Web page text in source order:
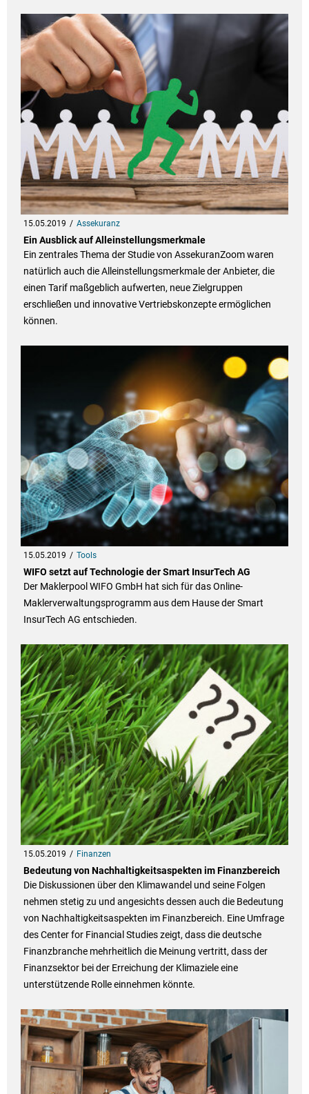
15.05.2019 Assekuranz
Ein Ausblick auf Alleinstellungsmerkmale
Ein zentrales Thema der Studie von AssekuranZoom waren
natürlich auch die Alleinstellungsmerkmale der Anbieter, die
einen Tarif maßgeblich aufwerten, neue Zielgruppen
erschließen und innovative Vertriebskonzepte ermöglichen
können.
15.05.2019 Tools
WIFO setzt auf Technologie der Smart InsurTech AG
Der Maklerpool WIFO GmbH hat sich für das Online-
Maklerverwaltungsprogramm aus dem Hause der Smart
InsurTech AG entschieden.
15.05.2019 Finanzen
Bedeutung von Nachhaltigkeitsaspekten im Finanzbereich
Die Diskussionen über den Klimawandel und seine Folgen
nehmen stetig zu und angesichts dessen auch die Bedeutung
von Nachhaltigkeitsaspekten im Finanzbereich. Eine Umfrage
des Center for Financial Studies zeigt, dass die deutsche
Finanzbranche mehrheitlich die Meinung vertritt, dass der
Finanzsektor bei der Erreichung der Klimaziele eine
unterstützende Rolle einnehmen könnte.